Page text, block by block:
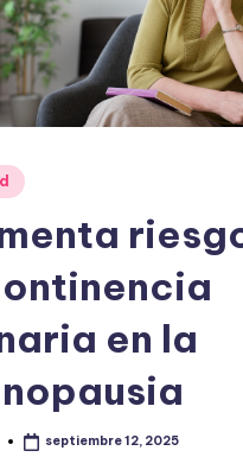
en la
septiembre 12, 2025